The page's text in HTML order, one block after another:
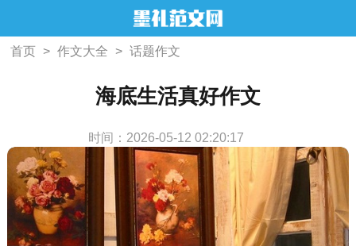
首页 > 作文大全 > 话题作文
海底生活真好作文
时间：2026-05-12 02:20:17